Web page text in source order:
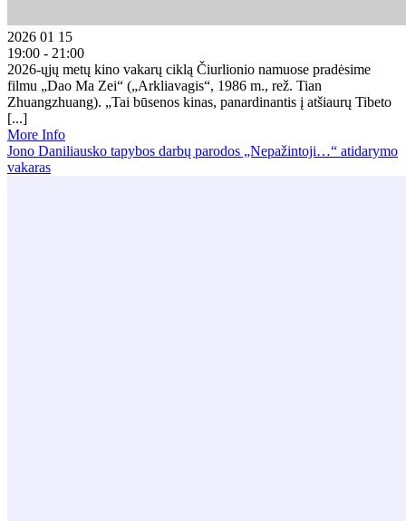
2026 01 15
19:00 - 21:00
2026-ųjų metų kino vakarų ciklą Čiurlionio namuose pradėsime
filmu „Dao Ma Zei“ („Arkliavagis“, 1986 m., rež. Tian
Zhuangzhuang). „Tai būsenos kinas, panardinantis į atšiaurų Tibeto
[...]
More Info
Jono Daniliausko tapybos darbų parodos „Nepažintoji…“ atidarymo
vakaras